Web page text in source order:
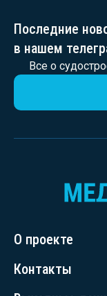
Последние
в нашем
Все о
О проекте
Контакты